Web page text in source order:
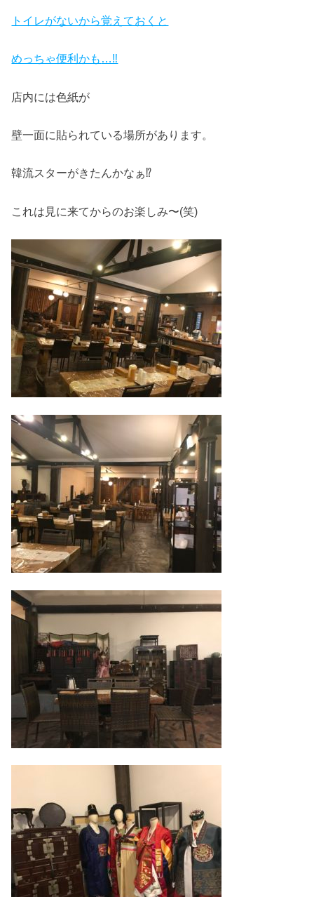
トイレがないから覚えておくと
めっちゃ便利かも …‼
店内には色紙が
壁一面に貼られている場所があります。
韓流スターがきたんかなぁ⁉
これは見に来てからのお楽しみ〜(笑)